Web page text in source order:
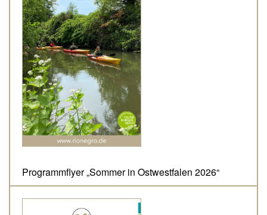
Programmflyer „Sommer in Ostwestfalen 2026“